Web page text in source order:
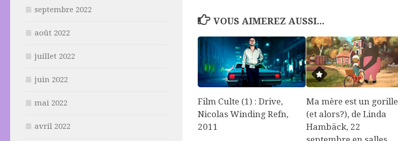
VOUS AIMEREZ AUSSI...
Film Culte (1) : Drive,
Nicolas Winding Refn,
2011
Ma mère est un gorille
(et alors?), de Linda
Hambäck, 22
septembre 2022
août 2022
juillet 2022
juin 2022
mai 2022
avril 2022